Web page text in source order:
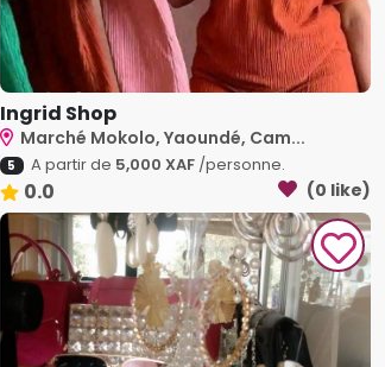
Ingrid Shop
Marché Mokolo, Yaoundé, Cam...
5 A partir de 5,000 XAF/personne.
0.0 (0 like)